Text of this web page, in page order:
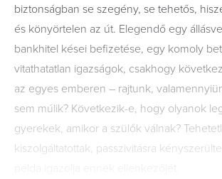
biztonságban se szegény, se tehetős,
és könyörtelen az út. Elegendő egy
bankhitel kései befizetése, egy komoly
vitathatatlan igazságok, csakhogy
az egyes emberen – rajtunk,
sem múlik? Következik-e, hogy olyanok
gyerekek, amikor a szülők válnak?
kiszolgáltatottak, passzivitásra